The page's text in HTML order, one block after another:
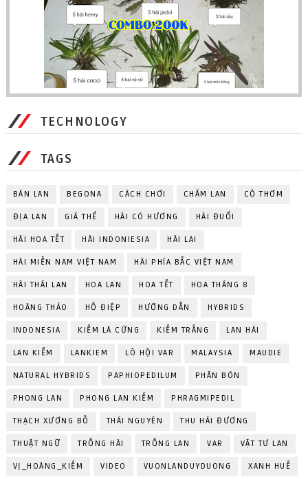
TECHNOLOGY
TAGS
BÁN LAN BEGONA CÁCH CHƠI CHĂM LAN CỎ THƠM
ĐỊA LAN GIÁ THỂ HÀI CÓ HƯƠNG HÀI ĐUỔI
HÀI HOA TẾT HÀI INDONIESIA HÀI LAI
HÀI MIỀN NAM VIỆT NAM HÀI PHÍA BẮC VIỆT NAM
HÀI THÁI LAN HOA LAN HOA TẾT HOA THÁNG 8
HOÀNG THẢO HỒ ĐIỆP HƯỚNG DẪN HYBRIDS
INDONESIA KIẾM LÁ CỨNG KIẾM TRẮNG LAN HÀI
LAN KIẾM LANKIEM LÔ HỘI VAR MALAYSIA MAUDIE
NATURAL HYBRIDS PAPHIOPEDILUM PHÂN BÓN
PHONG LAN PHONG LAN KIẾM PHRAGMIPEDIL
THẠCH XƯƠNG BỒ THÁI NGUYÊN THU HẢI ĐƯƠNG
THUẬT NGỮ TRỒNG HÀI TRỒNG LAN VAR VẬT TƯ LAN
VỊ_HOÀNG_KIẾM VIDEO VUONLANDUYDUONG XANH HUẾ